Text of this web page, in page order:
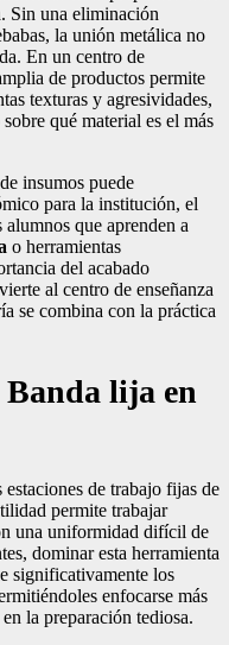
Sin una eliminación
la unión metálica no
En un centro de
de productos permite
texturas y agresividades,
qué material es el más
insumos puede
para la institución, el
que aprenden a
o herramientas
del acabado
al centro de enseñanza
se combina con la práctica
Banda lija en
estaciones de trabajo fijas de
permite trabajar
una uniformidad difícil de
dominar esta herramienta
significativamente los
enfocarse más
la preparación tediosa.